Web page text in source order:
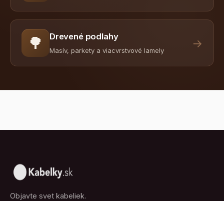
🌳 Drevené podlahy
Masív, parkety a viacvrstvové lamely
→
Objavte svet kabeliek.